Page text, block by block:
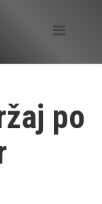
po